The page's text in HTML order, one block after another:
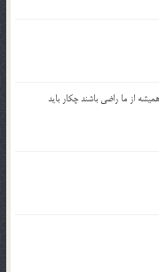
از ما راضي باشند چكار بايد